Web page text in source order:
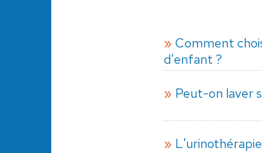
Comment
d'enfant ?
Peut-on laver